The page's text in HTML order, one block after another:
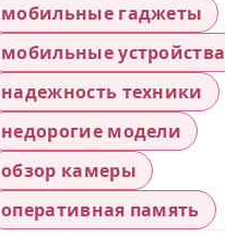
мобильные гаджеты
мобильные устройства
надежность техники
недорогие модели
обзор камеры
оперативная память